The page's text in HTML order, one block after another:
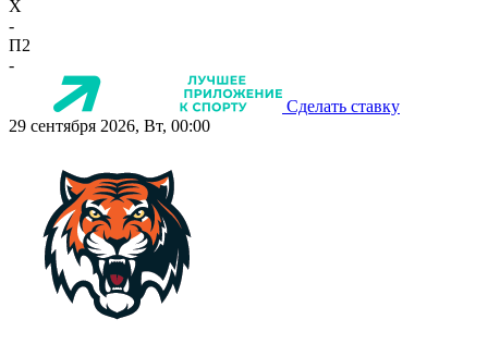
X
-
П2
-
Сделать ставку
29 сентября 2026, Вт, 00:00